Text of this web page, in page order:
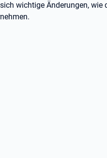
wichtige Änderungen, wie